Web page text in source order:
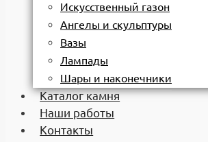
Искусственный газон
Ангелы и скульптуры
Вазы
Лампады
Шары и наконечники
Каталог камня
Наши работы
Контакты